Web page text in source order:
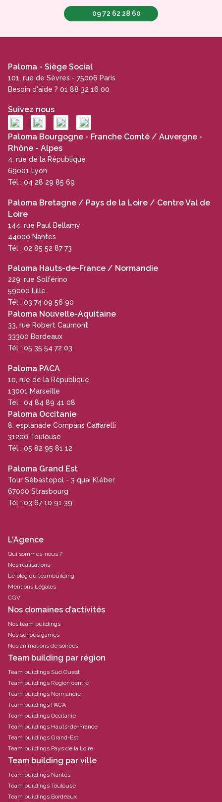
09 72 62 28 60
Paloma - Siège Social
101, rue de Sèvres - 75006 Paris
Besoin d'aide ? 01 88 32 16 00
Suivez nous
Paloma Bourgogne - Franche Comté / Auvergne -
Rhône - Alpes
4, rue de la République
69001 Lyon
Tél : 04 28 29 85 69
Paloma Bretagne / Pays de la Loire / Centre Val de
Loire
144, rue Paul Bellamy
44000 Nantes
Tél : 02 85 52 87 73
Paloma Hauts-de-France / Normandie
229, rue Solférino
59000 Lille
Tél : 03 74 09 56 90
Paloma Nouvelle-Aquitaine
33, rue Robert Caumont
33300 Bordeaux
Tél : 05 35 54 72 03
Paloma PACA
10, rue de la République
13001 Marseille
Tél : 04 84 89 41 08
Paloma Occitanie
8, esplanade Compans Caffarelli
31200 Toulouse
Tél : 05 82 95 81 12
Paloma Grand Est
Tour Sébastopol - 3 quai Kléber
67000 Strasbourg
Tél : 03 67 10 91 39
L'Agence
Qui sommes-nous ?
Nos réalisations
Le blog du teambuilding
Mentions Légales
CGV
Nos domaines d’activités
Nos team buildings
Nos serious games
Nos animations de soirées
Team building par région
Team buildings Sud Ouest
Team buildings Région centre
Team buildings Normandie
Team buildings PACA
Team buildings Occitanie
Team buildings Hauts-de-France
Team buildings Grand-Est
Team buildings Pays de la Loire
Team building par ville
Team buildings Nantes
Team buildings Toulouse
Team buildings Bordeaux